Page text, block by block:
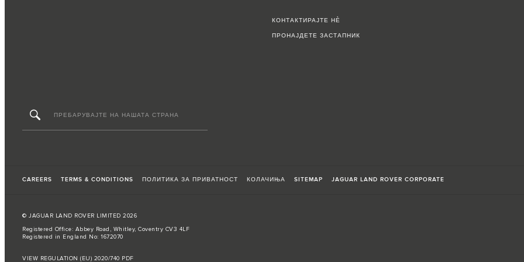
КОНТАКТИРАЈТЕ НЀ
ПРОНАЈДЕТЕ ЗАСТАПНИК
CAREERS TERMS & CONDITIONS ПОЛИТИКА ЗА ПРИВАТНОСТ КОЛАЧИЊА SITEMAP JAGUAR LAND ROVER CORPORATE
© JAGUAR LAND ROVER LIMITED 2026
Registered Office: Abbey Road, Whitley, Coventry CV3 4LF
Registered in England No: 1672070
VIEW REGULATION (EU) 2020/740 PDF